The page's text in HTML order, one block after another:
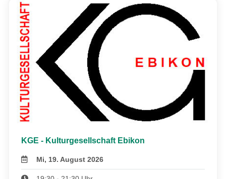
KGE - Kulturgesellschaft Ebikon
Mi, 19. August 2026